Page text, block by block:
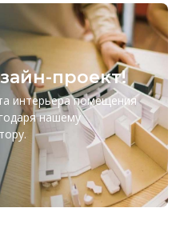
проект!
интерьера помещения
нашему
.